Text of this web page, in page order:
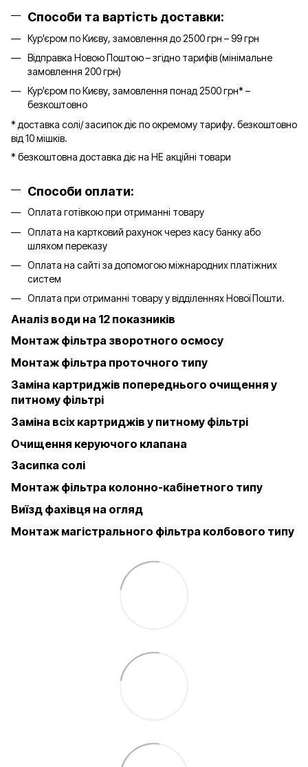
Способи та вартість доставки:
Кур'єром по Києву, замовлення до 2500 грн – 99 грн
Відправка Новою Поштою – згідно тарифів (мінімальне
замовлення 200 грн)
Кур'єром по Києву, замовлення понад 2500 грн* –
безкоштовно
* доставка солі/ засипок діє по окремому тарифу. безкоштовно
від 10 мішків.
* безкоштовна доставка діє на НЕ акційні товари
Способи оплати:
Оплата готівкою при отриманні товару
Оплата на картковий рахунок через касу банку або
шляхом переказу
Оплата на сайті за допомогою міжнародних платіжних
систем
Оплата при отриманні товару у відділеннях Нової Пошти.
Аналіз води на 12 показників
Монтаж фільтра зворотного осмосу
Монтаж фільтра проточного типу
Заміна картриджів попереднього очищення у
питному фільтрі
Заміна всіх картриджів у питному фільтрі
Очищення керуючого клапана
Засипка солі
Монтаж фільтра колонно-кабінетного типу
Виїзд фахівця на огляд
Монтаж магістрального фільтра колбового типу